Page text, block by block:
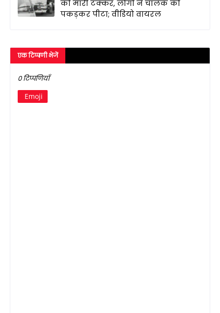
को मारी टक्कर, लोगों ने चालक को
पकड़कर पीटा; वीडियो वायरल
एक टिप्पणी भेजें
0 टिप्पणियाँ
Emoji